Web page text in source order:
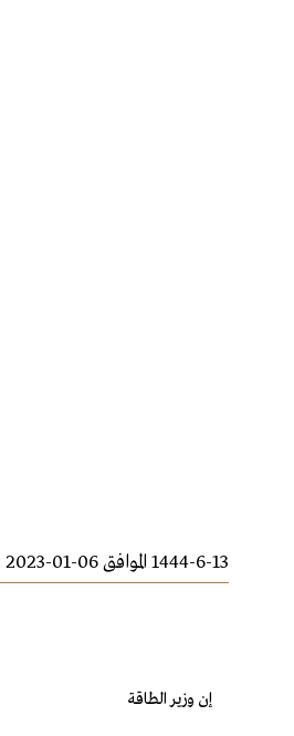
1444-6-13 الموافق 06-01-2023
إن وزير الطاقة